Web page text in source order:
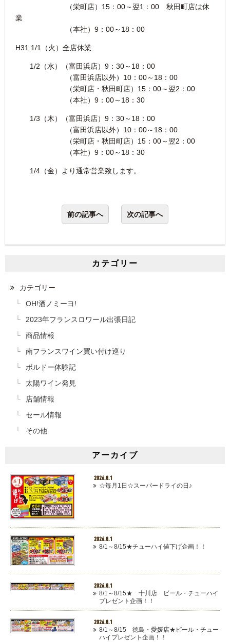
（栄町店）15：00～翌1：00 秋田町店は休
業
（本社）9：00～18：00
H31.1/1（火）全店休業
1/2（水）（富田浜店）9：30～18：00
（富田浜店以外）10：00～18：00
（栄町店・秋田町店）15：00～翌2：00
（本社）9：00～18：30
1/3（木）（富田浜店）9：30～18：00
（富田浜店以外）10：00～18：00
（栄町店・秋田町店）15：00～翌2：00
（本社）9：00～18：30
1/4（金）より通常営業致します。
前の記事へ 次の記事へ
カテゴリー
カテゴリー
OH!酒ノミーヨ!
2023年フランスロワール出張日記
商品情報
南フランスワイン買い付け巡り
ボルドー体験記
太陽ワイン発見
店舗情報
セール情報
その他
アーカイブ
2026.8.1
☆毎月1日☆スーパードライの日♪
2026.8.1
8/1～8/15★チューハイ値下げ企画！！
2026.8.1
8/1～8/15★ 十川店 ビール・チューハイ
プレゼント企画！！
2026.8.1
8/1～8/15 徳島・愛媛店★ビール・チュー
ハイプレゼント企画！！